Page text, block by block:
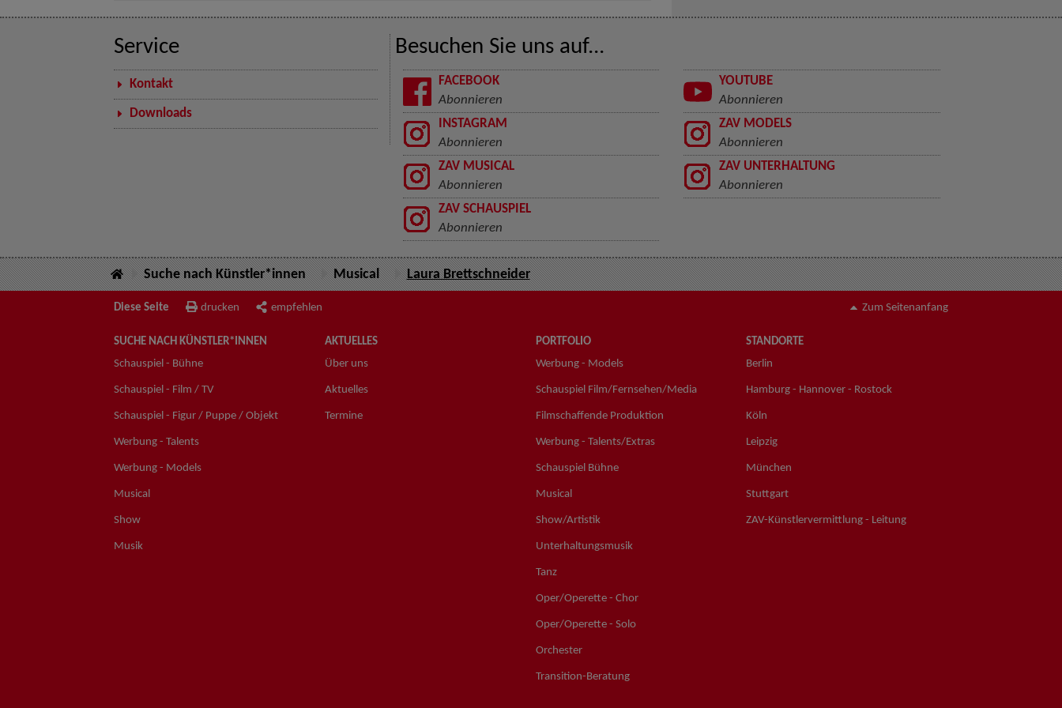
Service
Kontakt
Downloads
Besuchen Sie uns auf...
FACEBOOK
Abonnieren
YOUTUBE
Abonnieren
INSTAGRAM
Abonnieren
ZAV MODELS
Abonnieren
ZAV MUSICAL
Abonnieren
ZAV UNTERHALTUNG
Abonnieren
ZAV SCHAUSPIEL
Abonnieren
Suche nach Künstler*innen Musical Laura Brettschneider
Diese Seite drucken empfehlen Zum Seitenanfang
SUCHE NACH KÜNSTLER*INNEN
Schauspiel - Bühne
Schauspiel - Film / TV
Schauspiel - Figur / Puppe / Objekt
Werbung - Talents
Werbung - Models
Musical
Show
Musik
AKTUELLES
Über uns
Aktuelles
Termine
PORTFOLIO
Werbung - Models
Schauspiel Film/Fernsehen/Media
Filmschaffende Produktion
Werbung - Talents/Extras
Schauspiel Bühne
Musical
Show/Artistik
Unterhaltungsmusik
Tanz
Oper/Operette - Chor
Oper/Operette - Solo
Orchester
Transition-Beratung
STANDORTE
Berlin
Hamburg - Hannover - Rostock
Köln
Leipzig
München
Stuttgart
ZAV-Künstlervermittlung - Leitung